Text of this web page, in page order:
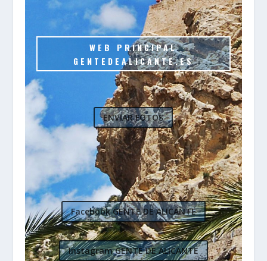
WEB PRINCIPAL
GENTEDEALICANTE.ES
ENVIAR FOTOS
Facebook GENTE DE ALICANTE
Instagram GENTE DE ALICANTE